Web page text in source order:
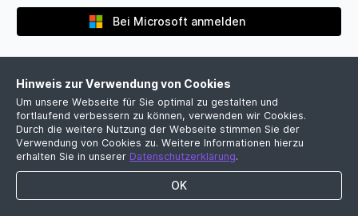
Bei Microsoft anmelden
Noch kein Firmenkonto?
Jetzt kostenlose Demo vereinbaren
Hinweis zur Verwendung von Cookies
Um unsere Webseite für Sie optimal zu gestalten und
fortlaufend verbessern zu können, verwenden wir Cookies.
Durch die weitere Nutzung der Webseite stimmen Sie der
Verwendung von Cookies zu. Weitere Informationen hierzu
erhalten Sie in unserer Datenschutzerklärung.
OK